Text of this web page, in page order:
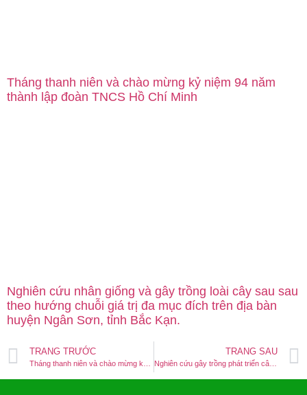
Tháng thanh niên và chào mừng kỷ niệm 94 năm
thành lập đoàn TNCS Hồ Chí Minh
Nghiên cứu nhân giống và gây trồng loài cây sau sau
theo hướng chuỗi giá trị đa mục đích trên địa bàn
huyện Ngân Sơn, tỉnh Bắc Kạn.
TRANG TRƯỚC TRANG SAU
Nghiên cứu gây trồng phát triển cây Giổi ăn hạt (